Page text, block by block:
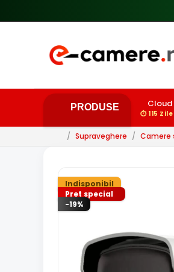
PRODUSE
⏱ 115
/ Supraveghere / Camere
Indisponibil
Pret special
-19%